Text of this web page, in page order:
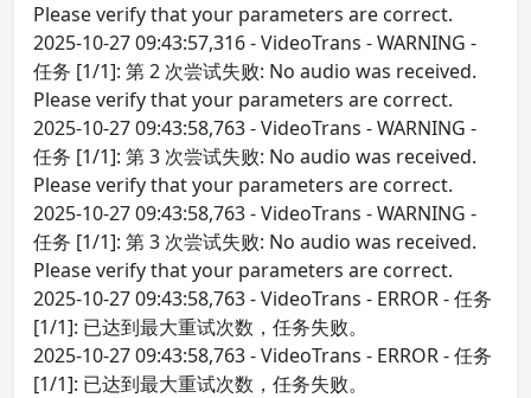
Please verify that your parameters are correct.
2025-10-27 09:43:57,316 - VideoTrans - WARNING -
任务 [1/1]: 第 2 次尝试失败: No audio was received.
Please verify that your parameters are correct.
2025-10-27 09:43:58,763 - VideoTrans - WARNING -
任务 [1/1]: 第 3 次尝试失败: No audio was received.
Please verify that your parameters are correct.
2025-10-27 09:43:58,763 - VideoTrans - WARNING -
任务 [1/1]: 第 3 次尝试失败: No audio was received.
Please verify that your parameters are correct.
2025-10-27 09:43:58,763 - VideoTrans - ERROR - 任务
[1/1]: 已达到最大重试次数，任务失败。
2025-10-27 09:43:58,763 - VideoTrans - ERROR - 任务
[1/1]: 已达到最大重试次数，任务失败。